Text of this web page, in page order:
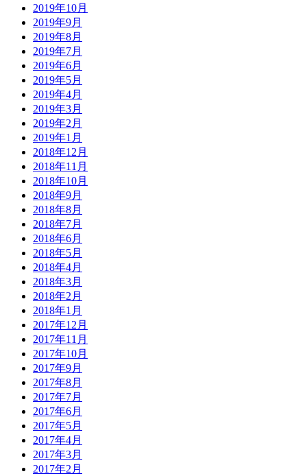
2019年10月
2019年9月
2019年8月
2019年7月
2019年6月
2019年5月
2019年4月
2019年3月
2019年2月
2019年1月
2018年12月
2018年11月
2018年10月
2018年9月
2018年8月
2018年7月
2018年6月
2018年5月
2018年4月
2018年3月
2018年2月
2018年1月
2017年12月
2017年11月
2017年10月
2017年9月
2017年8月
2017年7月
2017年6月
2017年5月
2017年4月
2017年3月
2017年2月